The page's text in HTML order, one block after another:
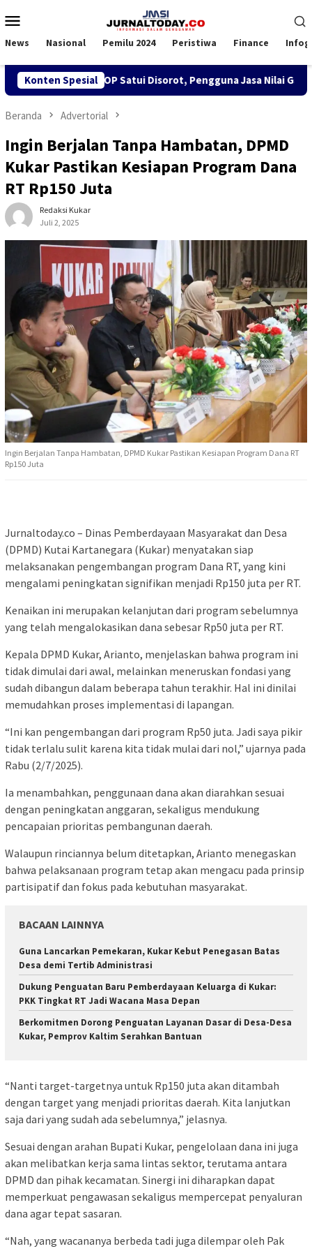
ke
Mobile
News Nasional Pemilu 2024 Peristiwa Finance
Konten Spesial
TKBM di KSOP Satui Disorot, Pengguna Jasa Nilai Ganggu
Beranda Advertorial
Ingin Berjalan Tanpa Hambatan, DPMD
Kukar Pastikan Kesiapan Program Dana
RT Rp150 Juta
Redaksi Kukar
Juli 2, 2025
Ingin Berjalan Tanpa Hambatan, DPMD Kukar Pastikan Kesiapan Program Dana RT
Rp150 Juta
Jurnaltoday.co – Dinas Pemberdayaan Masyarakat dan Desa
(DPMD) Kutai Kartanegara (Kukar) menyatakan siap
melaksanakan pengembangan program Dana RT, yang kini
mengalami peningkatan signifikan menjadi Rp150 juta per RT.
Kenaikan ini merupakan kelanjutan dari program sebelumnya
yang telah mengalokasikan dana sebesar Rp50 juta per RT.
Kepala DPMD Kukar, Arianto, menjelaskan bahwa program ini
tidak dimulai dari awal, melainkan meneruskan fondasi yang
sudah dibangun dalam beberapa tahun terakhir. Hal ini dinilai
memudahkan proses implementasi di lapangan.
“Ini kan pengembangan dari program Rp50 juta. Jadi saya pikir
tidak terlalu sulit karena kita tidak mulai dari nol,” ujarnya pada
Rabu (2/7/2025).
Ia menambahkan, penggunaan dana akan diarahkan sesuai
dengan peningkatan anggaran, sekaligus mendukung
pencapaian prioritas pembangunan daerah.
Walaupun rinciannya belum ditetapkan, Arianto menegaskan
bahwa pelaksanaan program tetap akan mengacu pada prinsip
partisipatif dan fokus pada kebutuhan masyarakat.
BACAAN LAINNYA
Guna Lancarkan Pemekaran, Kukar Kebut Penegasan Batas
Desa demi Tertib Administrasi
Dukung Penguatan Baru Pemberdayaan Keluarga di Kukar:
PKK Tingkat RT Jadi Wacana Masa Depan
Berkomitmen Dorong Penguatan Layanan Dasar di Desa-Desa
Kukar, Pemprov Kaltim Serahkan Bantuan
“Nanti target-targetnya untuk Rp150 juta akan ditambah
dengan target yang menjadi prioritas daerah. Kita lanjutkan
saja dari yang sudah ada sebelumnya,” jelasnya.
Sesuai dengan arahan Bupati Kukar, pengelolaan dana ini juga
akan melibatkan kerja sama lintas sektor, terutama antara
DPMD dan pihak kecamatan. Sinergi ini diharapkan dapat
memperkuat pengawasan sekaligus mempercepat penyaluran
dana agar tepat sasaran.
“Nah, yang wacananya berbeda tadi juga dilempar oleh Pak